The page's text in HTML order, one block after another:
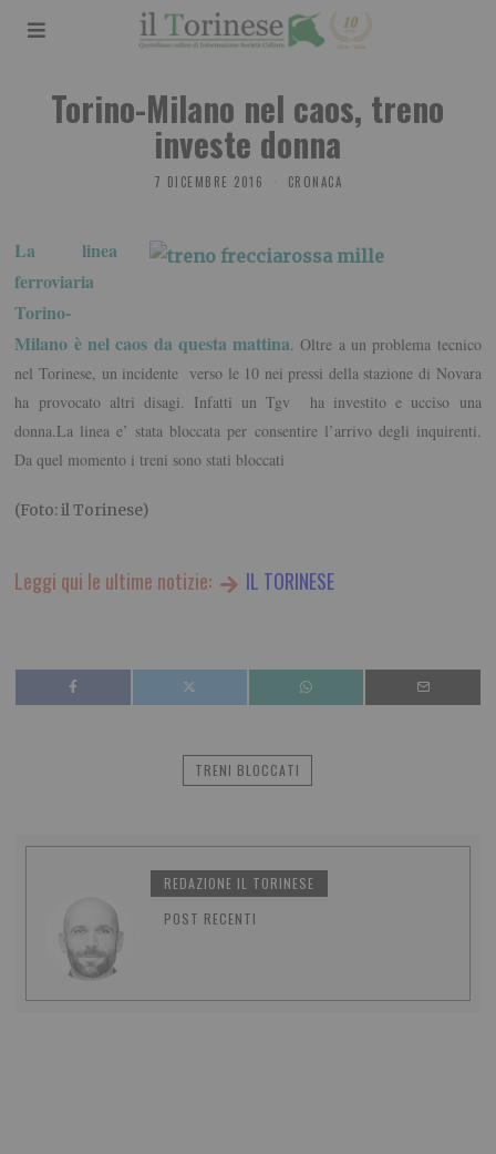
Torino-Milano nel caos, treno
investe donna
7 DICEMBRE 2016 CRONACA
La linea
ferroviaria
Torino-
Milano è nel caos da questa mattina. Oltre a un problema tecnico
nel Torinese, un incidente verso le 10 nei pressi della stazione di Novara
ha provocato altri disagi. Infatti un Tgv ha investito e ucciso una
donna.La linea e’ stata bloccata per consentire l’arrivo degli inquirenti.
Da quel momento i treni sono stati bloccati
(Foto: il Torinese)
Leggi qui le ultime notizie: IL TORINESE
TRENI BLOCCATI
REDAZIONE IL TORINESE
POST RECENTI